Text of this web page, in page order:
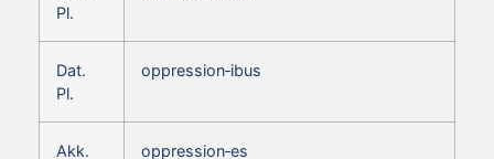
Pl.
Dat.
Pl.
oppression‑ibus
Akk.
oppression‑es